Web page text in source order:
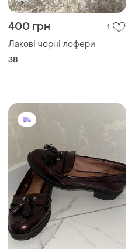
400 грн 1
Лакові чорні лофери
38